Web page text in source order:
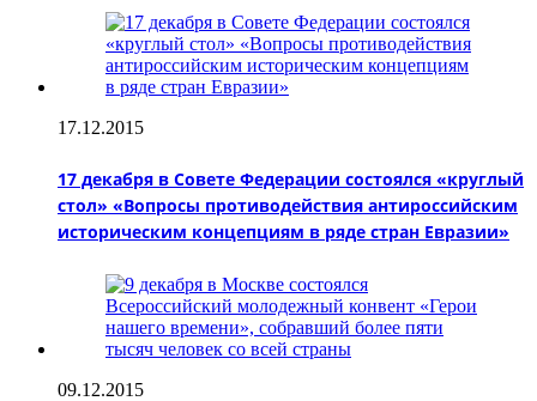
17.12.2015
17 декабря в Совете Федерации состоялся «круглый
стол» «Вопросы противодействия антироссийским
историческим концепциям в ряде стран Евразии»
09.12.2015